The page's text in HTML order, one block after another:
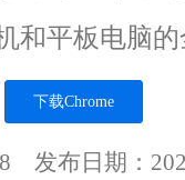
和平板电脑
下载Chrome
发布日期：